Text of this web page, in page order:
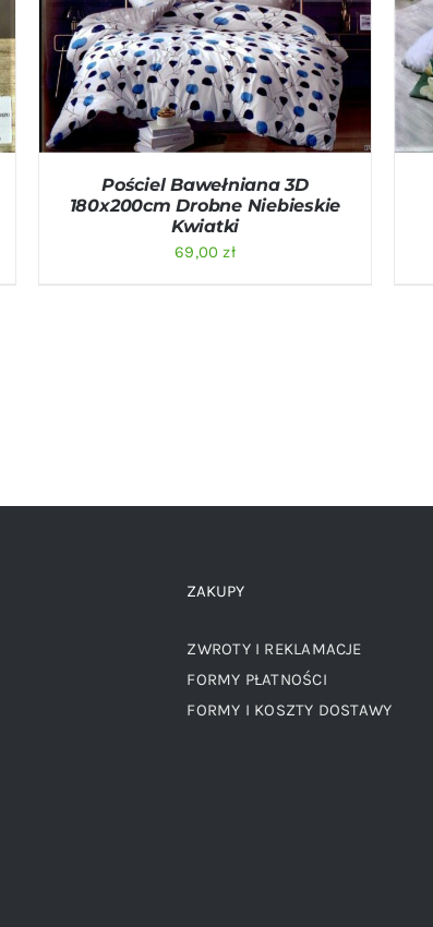
DODAJ DO KOSZYKA / QUICK VIEW
Pościel Bawełniana 3D
180x200cm Drobne Niebieskie
Kwiatki
69,00zł
ZAKUPY
ZWROTY I REKLAMACJE
FORMY PŁATNOŚCI
FORMY I KOSZTY DOSTAWY